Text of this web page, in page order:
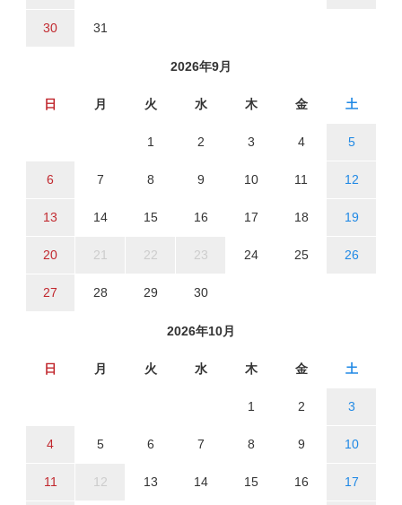
30 31
2026年9月
日 月 火 水 木 金 土
1 2 3 4 5
6 7 8 9 10 11 12
13 14 15 16 17 18 19
20 21 22 23 24 25 26
27 28 29 30
2026年10月
日 月 火 水 木 金 土
1 2 3
4 5 6 7 8 9 10
11 12 13 14 15 16 17